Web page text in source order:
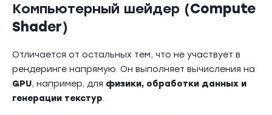
Компьютерный шейдер (Compute
Shader)
Отличается от остальных тем, что не участвует в
рендеринге напрямую. Он выполняет вычисления на
GPU, например, для физики, обработки данных и
генерации текстур.